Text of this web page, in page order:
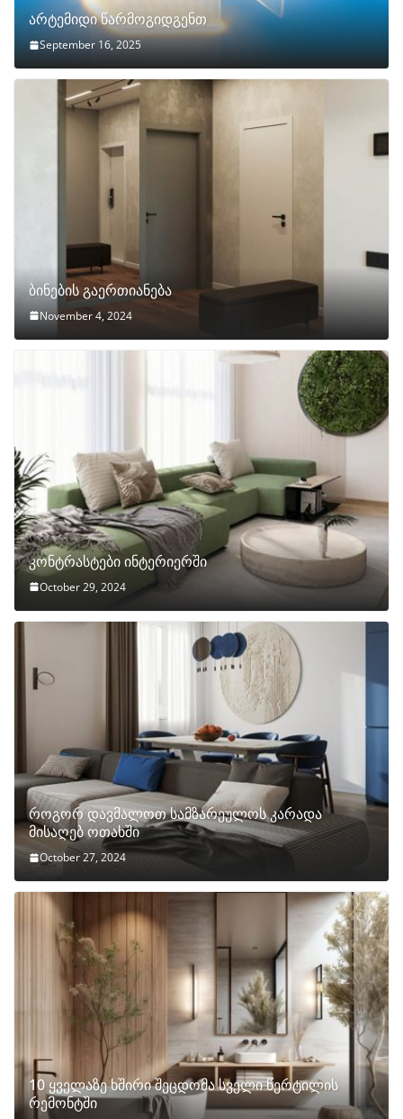
არტემიდი წარმოგიდგენთ
September 16, 2025
ბინების გაერთიანება
November 4, 2024
კონტრასტები ინტერიერში
October 29, 2024
როგორ დავმალოთ სამზარეულოს კარადა
მისაღებ ოთახში
October 27, 2024
10 ყველაზე ხშირი შეცდომა სველი წერტილის
რემონტში